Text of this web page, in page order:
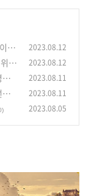
름
2023.08.12
빠
2023.08.12
상
2023.08.11
불
2023.08.11
2023.08.05